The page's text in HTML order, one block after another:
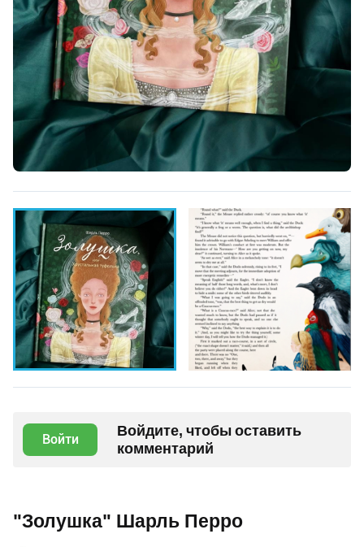
Войти
Войдите, чтобы оставить
комментарий
"Золушка" Шарль Перро